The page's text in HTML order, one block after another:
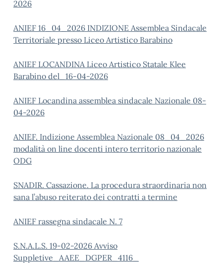
2026
ANIEF 16_04_2026 INDIZIONE Assemblea Sindacale
Territoriale presso Liceo Artistico Barabino
ANIEF LOCANDINA Liceo Artistico Statale Klee
Barabino del_16-04-2026
ANIEF Locandina assemblea sindacale Nazionale 08-
04-2026
ANIEF. Indizione Assemblea Nazionale 08_04_2026
modalità on line docenti intero territorio nazionale
ODG
SNADIR. Cassazione. La procedura straordinaria non
sana l’abuso reiterato dei contratti a termine
ANIEF rassegna sindacale N. 7
S.N.A.L.S. 19-02-2026 Avviso
Suppletive_AAEE_DGPER_4116_